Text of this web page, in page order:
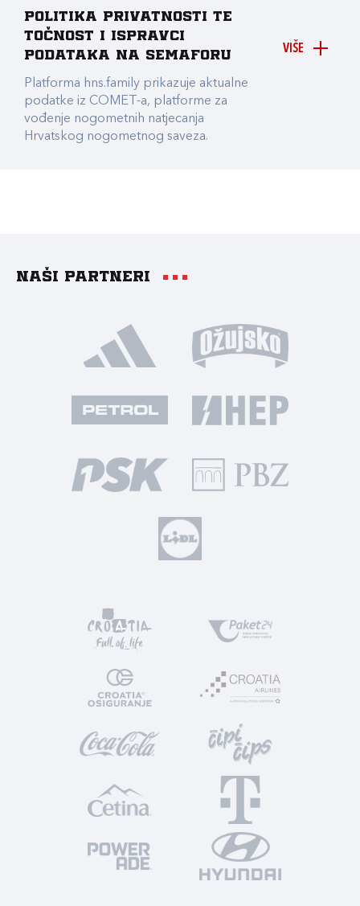
VIŠE
Politika privatnosti te
točnost i ispravci
podataka na Semaforu
Platforma hns.family prikazuje aktualne
podatke iz COMET-a, platforme za
vođenje nogometnih natjecanja
Hrvatskog nogometnog saveza.
Naši partneri